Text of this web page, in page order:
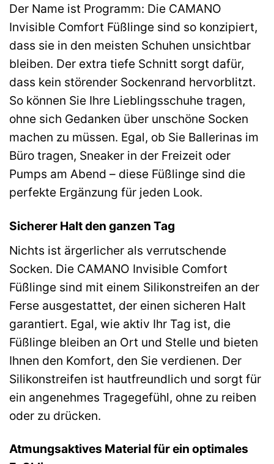
Der Name ist Programm: Die CAMANO
Invisible Comfort Füßlinge sind so konzipiert,
dass sie in den meisten Schuhen unsichtbar
bleiben. Der extra tiefe Schnitt sorgt dafür,
dass kein störender Sockenrand hervorblitzt.
So können Sie Ihre Lieblingsschuhe tragen,
ohne sich Gedanken über unschöne Socken
machen zu müssen. Egal, ob Sie Ballerinas im
Büro tragen, Sneaker in der Freizeit oder
Pumps am Abend – diese Füßlinge sind die
perfekte Ergänzung für jeden Look.
Sicherer Halt den ganzen Tag
Nichts ist ärgerlicher als verrutschende
Socken. Die CAMANO Invisible Comfort
Füßlinge sind mit einem Silikonstreifen an der
Ferse ausgestattet, der einen sicheren Halt
garantiert. Egal, wie aktiv Ihr Tag ist, die
Füßlinge bleiben an Ort und Stelle und bieten
Ihnen den Komfort, den Sie verdienen. Der
Silikonstreifen ist hautfreundlich und sorgt für
ein angenehmes Tragegefühl, ohne zu reiben
oder zu drücken.
Atmungsaktives Material für ein optimales